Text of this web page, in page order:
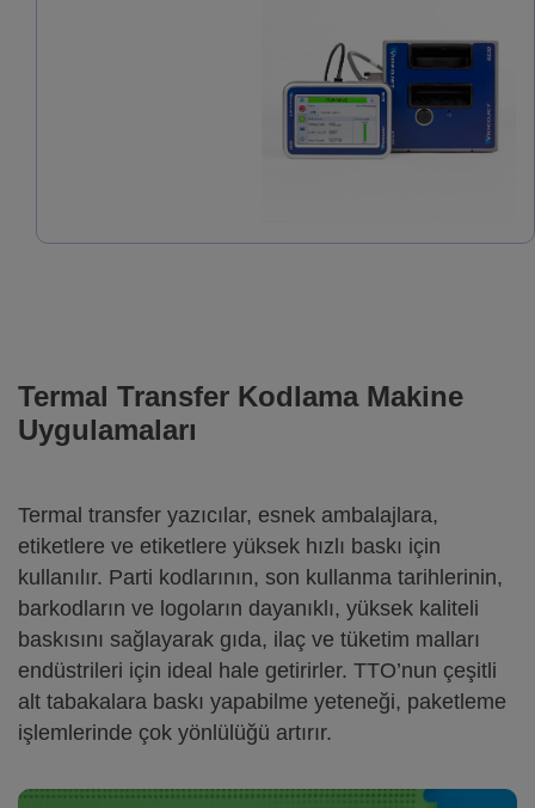
Termal Transfer Kodlama Makine
Uygulamaları
Termal transfer yazıcılar, esnek ambalajlara,
etiketlere ve etiketlere yüksek hızlı baskı için
kullanılır. Parti kodlarının, son kullanma tarihlerinin,
barkodların ve logoların dayanıklı, yüksek kaliteli
baskısını sağlayarak gıda, ilaç ve tüketim malları
endüstrileri için ideal hale getirirler. TTO’nun çeşitli
alt tabakalara baskı yapabilme yeteneği, paketleme
işlemlerinde çok yönlülüğü artırır.